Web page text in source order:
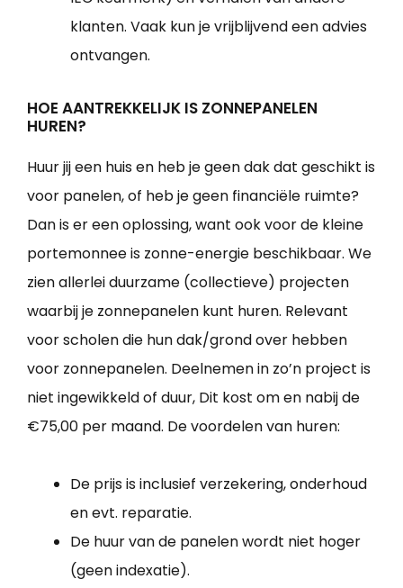
klanten. Vaak kun je vrijblijvend een advies
ontvangen.
HOE AANTREKKELIJK IS ZONNEPANELEN
HUREN?
Huur jij een huis en heb je geen dak dat geschikt is
voor panelen, of heb je geen financiële ruimte?
Dan is er een oplossing, want ook voor de kleine
portemonnee is zonne-energie beschikbaar. We
zien allerlei duurzame (collectieve) projecten
waarbij je zonnepanelen kunt huren. Relevant
voor scholen die hun dak/grond over hebben
voor zonnepanelen. Deelnemen in zo’n project is
niet ingewikkeld of duur, Dit kost om en nabij de
€75,00 per maand. De voordelen van huren:
De prijs is inclusief verzekering, onderhoud
en evt. reparatie.
De huur van de panelen wordt niet hoger
(geen indexatie).